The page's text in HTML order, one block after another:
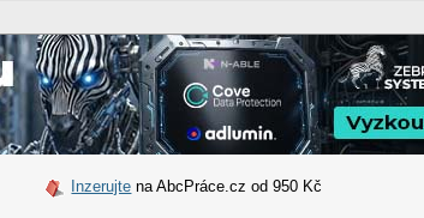
Inzerujte na AbcPráce.cz od 950 Kč